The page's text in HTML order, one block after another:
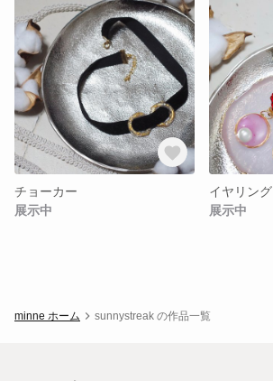
チョーカー
展示中
イヤリング
展示中
minne ホーム sunnystreak の作品一覧